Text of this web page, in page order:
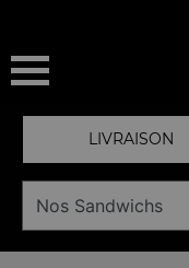
LIVRAISON